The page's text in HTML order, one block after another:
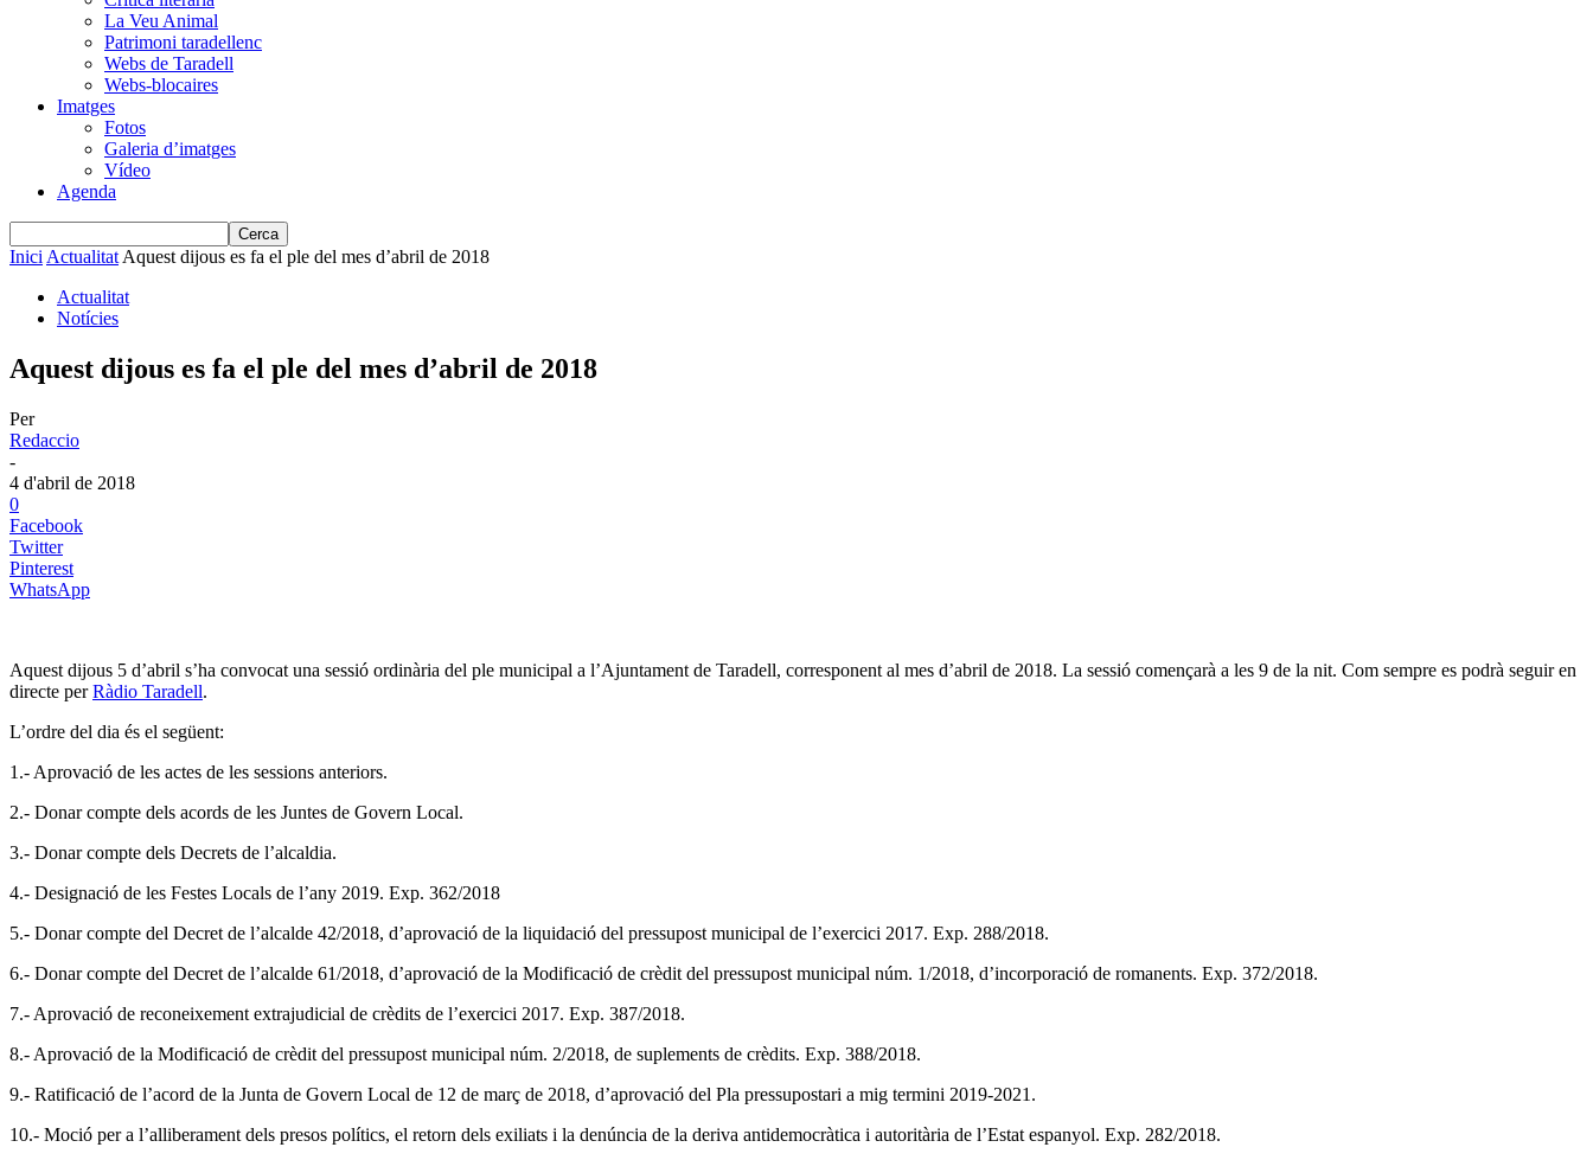
La Veu Animal
Patrimoni taradellenc
Webs de Taradell
Webs-blocaires
Imatges
Fotos
Galeria d’imatges
Vídeo
Agenda
Inici Actualitat Aquest dijous es fa el ple del mes d’abril de 2018
Actualitat
Notícies
Aquest dijous es fa el ple del mes d’abril de 2018
Per
Redaccio
-
4 d'abril de 2018
0
Facebook
Twitter
Pinterest
WhatsApp
Aquest dijous 5 d’abril s’ha convocat una sessió ordinària del ple municipal a l’Ajuntament de Taradell, corresponent al mes d’abril de 2018. La sessió començarà a les 9 de la nit. Com sempre es podrà seguir en
directe perRàdio Taradell.
L’ordre del dia és el següent:
1.- Aprovació de les actes de les sessions anteriors.
2.- Donar compte dels acords de les Juntes de Govern Local.
3.- Donar compte dels Decrets de l’alcaldia.
4.- Designació de les Festes Locals de l’any 2019. Exp. 362/2018
5.- Donar compte del Decret de l’alcalde 42/2018, d’aprovació de la liquidació del pressupost municipal de l’exercici 2017. Exp. 288/2018.
6.- Donar compte del Decret de l’alcalde 61/2018, d’aprovació de la Modificació de crèdit del pressupost municipal núm. 1/2018, d’incorporació de romanents. Exp. 372/2018.
7.- Aprovació de reconeixement extrajudicial de crèdits de l’exercici 2017. Exp. 387/2018.
8.- Aprovació de la Modificació de crèdit del pressupost municipal núm. 2/2018, de suplements de crèdits. Exp. 388/2018.
9.- Ratificació de l’acord de la Junta de Govern Local de 12 de març de 2018, d’aprovació del Pla pressupostari a mig termini 2019-2021.
10.- Moció per a l’alliberament dels presos polítics, el retorn dels exiliats i la denúncia de la deriva antidemocràtica i autoritària de l’Estat espanyol. Exp. 282/2018.